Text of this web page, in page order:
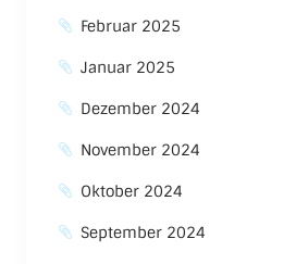
Februar 2025
Januar 2025
Dezember 2024
November 2024
Oktober 2024
September 2024